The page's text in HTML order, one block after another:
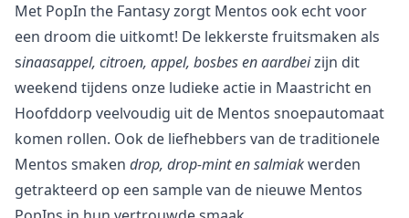
Met PopIn the Fantasy zorgt Mentos ook echt voor
een droom die uitkomt! De lekkerste fruitsmaken als
sinaasappel, citroen, appel, bosbes en aardbeizijn dit
weekend tijdens onze ludieke actie in Maastricht en
Hoofddorp veelvoudig uit de Mentos snoepautomaat
komen rollen. Ook de liefhebbers van de traditionele
Mentos smaken drop, drop-mint en salmiakwerden
getrakteerd op een sample van de nieuwe Mentos